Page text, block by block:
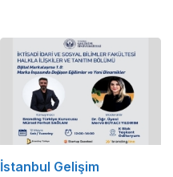
İstanbul Gelişim